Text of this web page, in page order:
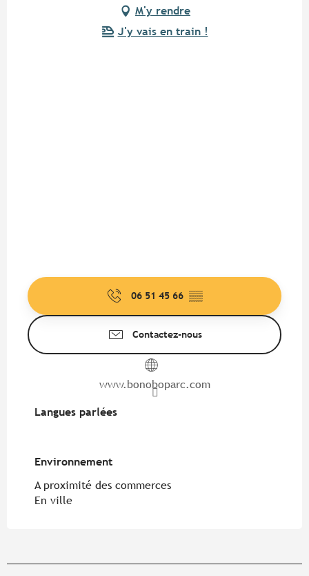
M'y rendre
J'y vais en train !
06 51 45 66 ▒▒
Contactez-nous
www.bonoboparc.com
Langues parlées
Langues parlées
Environnement
Environnement
A proximité des commerces
En ville